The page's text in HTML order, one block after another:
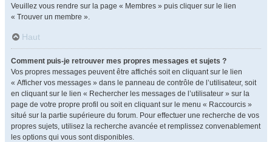
Veuillez vous rendre sur la page « Membres » puis cliquer sur le lien
« Trouver un membre ».
Haut
Comment puis-je retrouver mes propres messages et sujets ?
Vos propres messages peuvent être affichés soit en cliquant sur le lien
« Afficher vos messages » dans le panneau de contrôle de l’utilisateur, soit
en cliquant sur le lien « Rechercher les messages de l’utilisateur » sur la
page de votre propre profil ou soit en cliquant sur le menu « Raccourcis »
situé sur la partie supérieure du forum. Pour effectuer une recherche de vos
propres sujets, utilisez la recherche avancée et remplissez convenablement
les options qui vous sont disponibles.